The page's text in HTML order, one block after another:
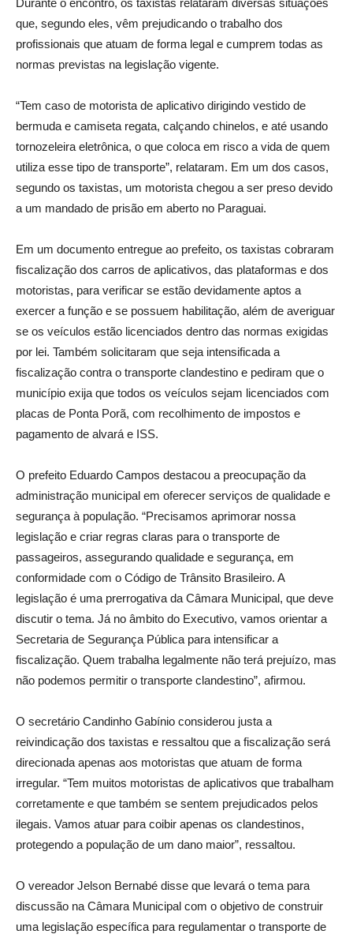
Durante o encontro, os taxistas relataram diversas situações
que, segundo eles, vêm prejudicando o trabalho dos
profissionais que atuam de forma legal e cumprem todas as
normas previstas na legislação vigente.
“Tem caso de motorista de aplicativo dirigindo vestido de
bermuda e camiseta regata, calçando chinelos, e até usando
tornozeleira eletrônica, o que coloca em risco a vida de quem
utiliza esse tipo de transporte”, relataram. Em um dos casos,
segundo os taxistas, um motorista chegou a ser preso devido
a um mandado de prisão em aberto no Paraguai.
Em um documento entregue ao prefeito, os taxistas cobraram
fiscalização dos carros de aplicativos, das plataformas e dos
motoristas, para verificar se estão devidamente aptos a
exercer a função e se possuem habilitação, além de averiguar
se os veículos estão licenciados dentro das normas exigidas
por lei. Também solicitaram que seja intensificada a
fiscalização contra o transporte clandestino e pediram que o
município exija que todos os veículos sejam licenciados com
placas de Ponta Porã, com recolhimento de impostos e
pagamento de alvará e ISS.
O prefeito Eduardo Campos destacou a preocupação da
administração municipal em oferecer serviços de qualidade e
segurança à população. “Precisamos aprimorar nossa
legislação e criar regras claras para o transporte de
passageiros, assegurando qualidade e segurança, em
conformidade com o Código de Trânsito Brasileiro. A
legislação é uma prerrogativa da Câmara Municipal, que deve
discutir o tema. Já no âmbito do Executivo, vamos orientar a
Secretaria de Segurança Pública para intensificar a
fiscalização. Quem trabalha legalmente não terá prejuízo, mas
não podemos permitir o transporte clandestino”, afirmou.
O secretário Candinho Gabínio considerou justa a
reivindicação dos taxistas e ressaltou que a fiscalização será
direcionada apenas aos motoristas que atuam de forma
irregular. “Tem muitos motoristas de aplicativos que trabalham
corretamente e que também se sentem prejudicados pelos
ilegais. Vamos atuar para coibir apenas os clandestinos,
protegendo a população de um dano maior”, ressaltou.
O vereador Jelson Bernabé disse que levará o tema para
discussão na Câmara Municipal com o objetivo de construir
uma legislação específica para regulamentar o transporte de